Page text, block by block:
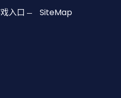
入口 SiteMap